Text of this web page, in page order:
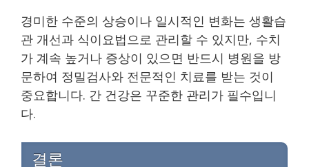
경미한 수준의 상승이나 일시적인 변화는 생활습
관 개선과 식이요법으로 관리할 수 있지만, 수치
가 계속 높거나 증상이 있으면 반드시 병원을 방
문하여 정밀검사와 전문적인 치료를 받는 것이
중요합니다. 간 건강은 꾸준한 관리가 필수입니
다.
결론